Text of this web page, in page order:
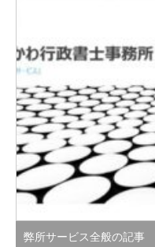
弊所サービス全般の記事